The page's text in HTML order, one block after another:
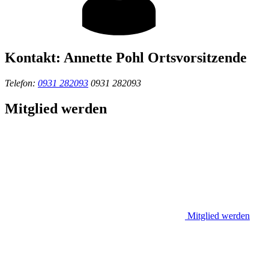
Kontakt: Annette Pohl Ortsvorsitzende
Telefon: 0931 282093 0931 282093
Mitglied werden
Mitglied werden